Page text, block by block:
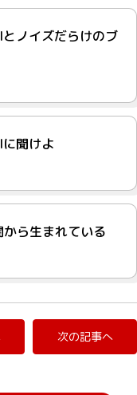
ノイズだらけのブ
聞けよ
ら生まれている
次の記事へ